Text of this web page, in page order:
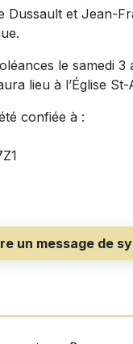
Dussault et Jean-
le samedi 3
lieu à l’Église
confiée à :
un message de